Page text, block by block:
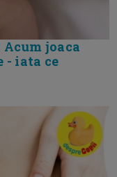
Acum joaca
- iata ce